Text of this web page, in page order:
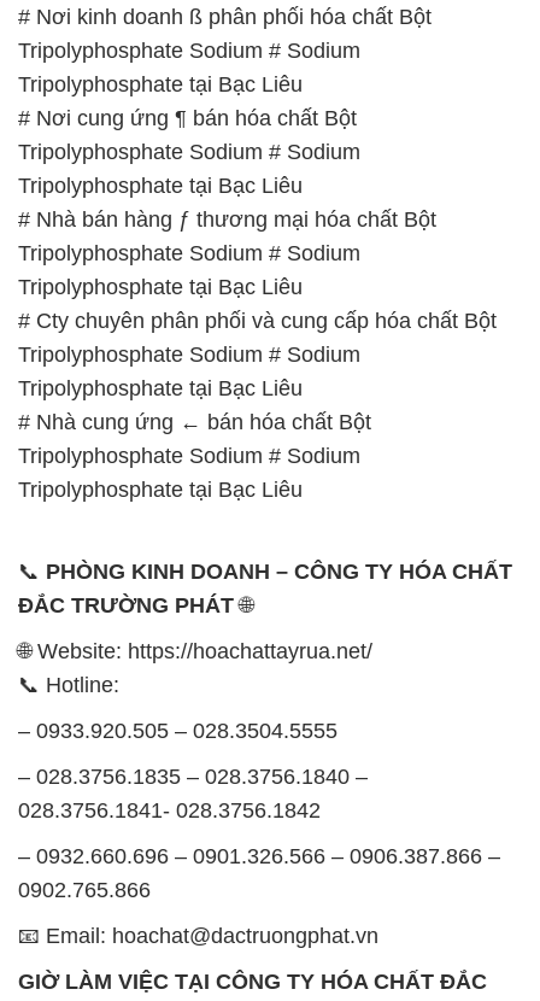
# Nơi kinh doanh ß phân phối hóa chất Bột
Tripolyphosphate Sodium # Sodium
Tripolyphosphate tại Bạc Liêu
# Nơi cung ứng ¶ bán hóa chất Bột
Tripolyphosphate Sodium # Sodium
Tripolyphosphate tại Bạc Liêu
# Nhà bán hàng ƒ thương mại hóa chất Bột
Tripolyphosphate Sodium # Sodium
Tripolyphosphate tại Bạc Liêu
# Cty chuyên phân phối và cung cấp hóa chất Bột
Tripolyphosphate Sodium # Sodium
Tripolyphosphate tại Bạc Liêu
# Nhà cung ứng ← bán hóa chất Bột
Tripolyphosphate Sodium # Sodium
Tripolyphosphate tại Bạc Liêu
📞 PHÒNG KINH DOANH – CÔNG TY HÓA CHẤT
ĐẮC TRƯỜNG PHÁT🌐
🌐 Website: https://hoachattayrua.net/
📞 Hotline:
– 0933.920.505 – 028.3504.5555
– 028.3756.1835 – 028.3756.1840 –
028.3756.1841- 028.3756.1842
– 0932.660.696 – 0901.326.566 – 0906.387.866 –
0902.765.866
📧 Email: hoachat@dactruongphat.vn
GIỜ LÀM VIỆC TẠI CÔNG TY HÓA CHẤT ĐẮC